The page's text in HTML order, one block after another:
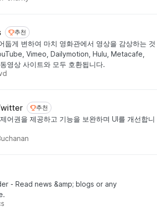
추천
추천
둡게 변하여 마치 영화관에서 영상을 감상하는 것
Vimeo, Dailymotion, Hulu, Metacafe,
영상 사이트와 모두 호환됩니다.
추천
추천
어권을 제공하고 기능을 보완하며 UI를 개선합니
- Read news &amp; blogs or any